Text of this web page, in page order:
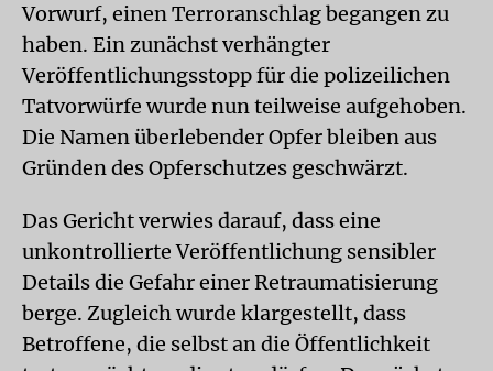
Vorwurf, einen Terroranschlag begangen zu
haben. Ein zunächst verhängter
Veröffentlichungsstopp für die polizeilichen
Tatvorwürfe wurde nun teilweise aufgehoben.
Die Namen überlebender Opfer bleiben aus
Gründen des Opferschutzes geschwärzt.
Das Gericht verwies darauf, dass eine
unkontrollierte Veröffentlichung sensibler
Details die Gefahr einer Retraumatisierung
berge. Zugleich wurde klargestellt, dass
Betroffene, die selbst an die Öffentlichkeit